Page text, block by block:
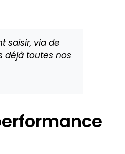
saisir, via de
déjà toutes nos